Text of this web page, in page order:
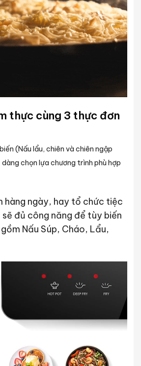
thực cùng 3 thực đơn
(Nấu lẩu, chiên và chiên ngập
chọn lựa chương trình phù hợp
hàng ngày, hay tổ chức tiệc
đủ công năng để tùy biến
Nấu Súp, Cháo, Lẩu,